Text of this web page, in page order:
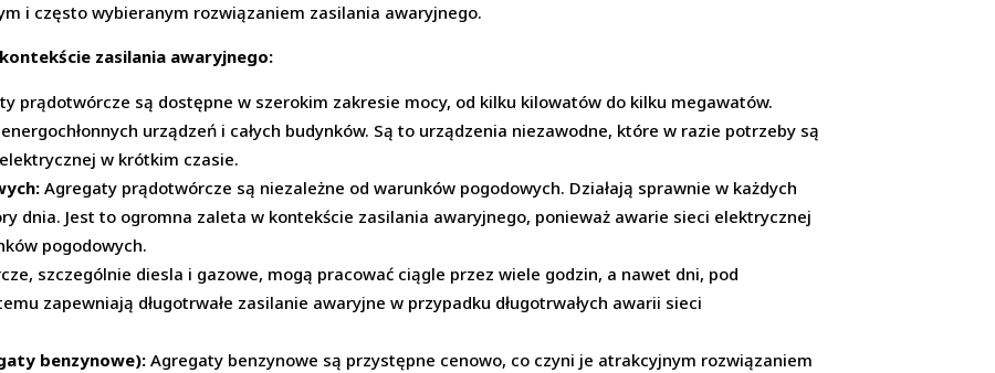
i często wybieranym rozwiązaniem zasilania awaryjnego.
zasilania awaryjnego:
prądotwórcze są dostępne w szerokim zakresie mocy, od kilku kilowatów do kilku megawatów.
urządzeń i całych budynków. Są to urządzenia niezawodne, które w razie potrzeby są
w krótkim czasie.
Agregaty prądotwórcze są niezależne od warunków pogodowych. Działają sprawnie w każdych
dnia. Jest to ogromna zaleta w kontekście zasilania awaryjnego, ponieważ awarie sieci elektrycznej
pogodowych.
szczególnie diesla i gazowe, mogą pracować ciągle przez wiele godzin, a nawet dni, pod
zapewniają długotrwałe zasilanie awaryjne w przypadku długotrwałych awarii sieci
benzynowe):Agregaty benzynowe są przystępne cenowo, co czyni je atrakcyjnym rozwiązaniem